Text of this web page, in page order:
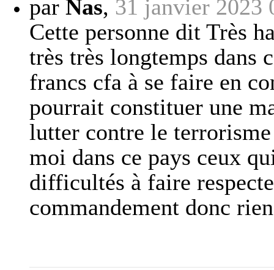
par Nas, 31 janvier 2023
Cette personne dit Très
très très longtemps dans
francs cfa à se faire en
pourrait constituer une
lutter contre le
moi dans ce pays ceux
difficultés à faire
commandement donc